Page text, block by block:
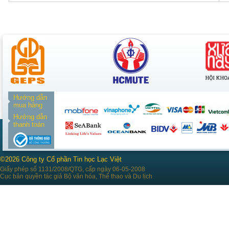
Hướng dẫn
mua hàng
Hướng dẫn
thanh toán
©2026 Công ty Cổ phần Tin học Lạc Việt
Giấy phép số 1131/2008/QTG, cấp ngày 06-05-2008
Cục bản quyền tác giả Bộ văn hóa, Thể thao và Du lịch